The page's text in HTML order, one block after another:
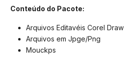
Conteúdo do Pacote:
Arquivos Editavéis Corel Draw
Arquivos em Jpge/Png
Mouckps